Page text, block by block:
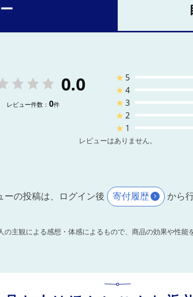
0.0
レビュー件数： 0件
★ 5
★4
★3
★2
★ 1
レビューはありません。
ーの投稿は、ログイン後 寄付履歴 から
主観による感想・体感によるもので、商品の効果や性能